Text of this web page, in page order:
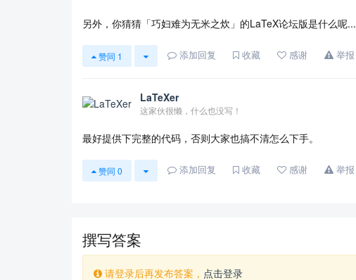
另外，你猜猜「巧妇难为无米之炊」的LaTeX论坛版是什么呢...
赞同 1 添加回复 收藏 感谢 举报
LaTeXer
这家伙很懒，什么也没写！
最好提供下完整的代码，否则大家也搞不清怎么下手。
赞同 0 添加回复 收藏 感谢 举报
撰写答案
请登录后再发布答案， 点击登录